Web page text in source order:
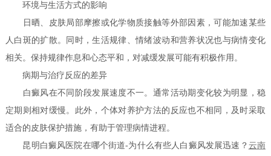
环境与生活方式的影响
日晒、皮肤局部摩擦或化学物质接触等外部因素，可能加速某些
人白斑的扩散。同时，生活规律、情绪波动和营养状况也与病情变化
相关。保持规律作息和心态平和，对减缓发展可能有积极作用。
病期与治疗反应的差异
白癜风在不同阶段发展速度不一。通常活动期变化较为明显，稳
定期则相对缓慢。此外，个体对养护方法的反应也不相同，及时采取
适合的皮肤保护措施，有助于管理病情进程。
昆明白癜风医院在哪个街道-为什么有些人白癜风发展迅速？ 云南